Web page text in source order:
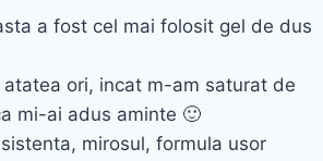
a fost cel mai folosit gel de dus
ori, incat m-am saturat de
mi-ai adus aminte 🙂
mirosul, formula usor